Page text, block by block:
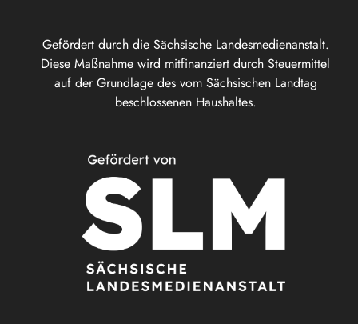
Gefördert durch die Sächsische Landesmedienanstalt.
Diese Maßnahme wird mitfinanziert durch Steuermittel
auf der Grundlage des vom Sächsischen Landtag
beschlossenen Haushaltes.